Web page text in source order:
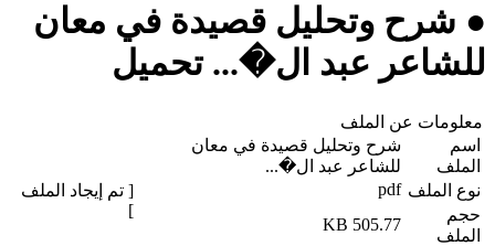
● شرح وتحليل قصيدة في معان
للشاعر عبد ال�... تحميل
معلومات عن الملف
اسم
الملف
شرح وتحليل قصيدة في معان
للشاعر عبد ال�...
نوع الملف pdf
حجم
الملف
505.77 KB
[ تم إيجاد الملف
]